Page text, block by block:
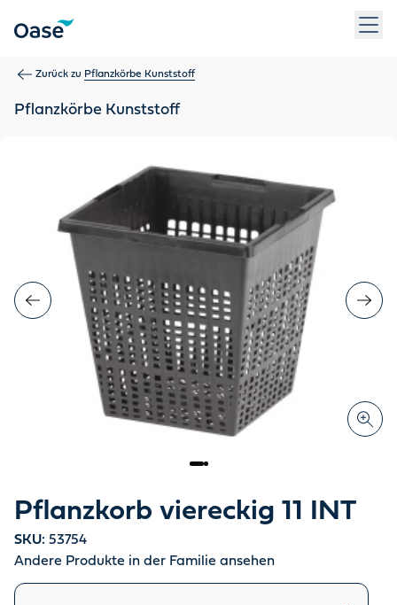
Zurück zu Pflanzkörbe Kunststoff
Pflanzkörbe Kunststoff
Pflanzkorb viereckig 11 INT
SKU: 53754
Andere Produkte in der Familie ansehen
Ähnliche Produkte